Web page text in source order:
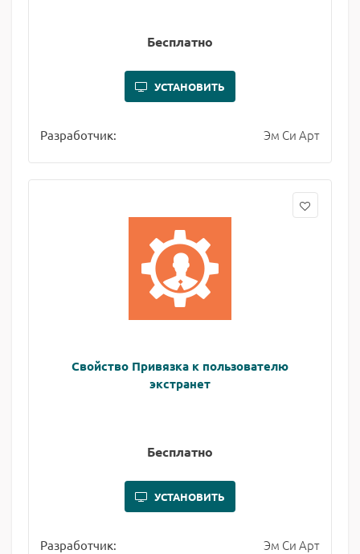
Бесплатно
УСТАНОВИТЬ
Разработчик: Эм Си Арт
Свойство Привязка к пользователю
экстранет
Бесплатно
УСТАНОВИТЬ
Разработчик: Эм Си Арт